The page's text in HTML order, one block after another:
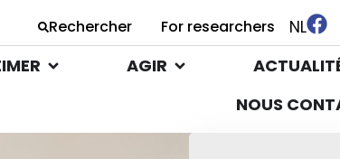
Rechercher For researchers NL
AGIR
NOUS